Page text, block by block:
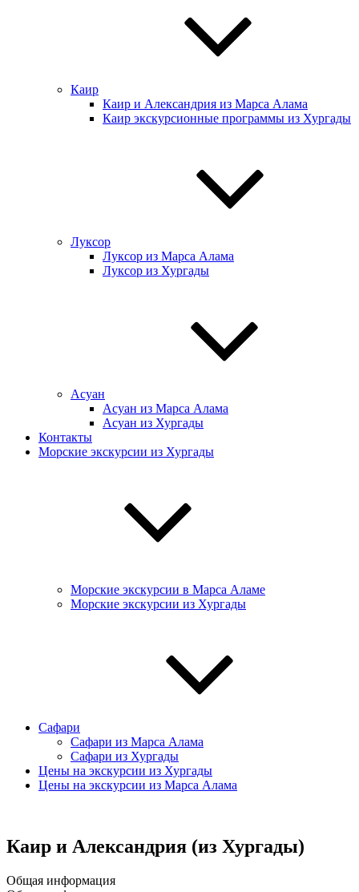
Каир
Каир и Александрия из Марса Алама
Каир экскурсионные программы из Хургады
Луксор
Луксор из Марса Алама
Луксор из Хургады
Асуан
Асуан из Марса Алама
Асуан из Хургады
Контакты
Морские экскурсии из Хургады
Морские экскурсии в Марса Аламе
Морские экскурсии из Хургады
Сафари
Сафари из Марса Алама
Сафари из Хургады
Цены на экскурсии из Хургады
Цены на экскурсии из Марса Алама
Каир и Александрия (из Хургады)
Общая информация